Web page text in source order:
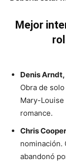
Mejor
Denis
Obra de
Mary-
romance.
Chris
nominación.
abandonó